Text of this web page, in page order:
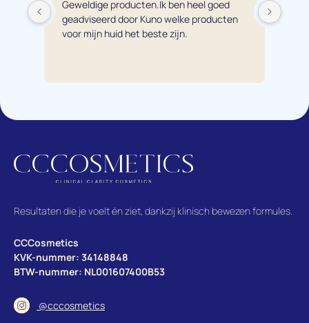
Geweldige producten.Ik ben heel goed
geadviseerd door Kuno welke producten
voor mijn huid het beste zijn.
Resultaten die je voelt én ziet, dankzij klinisch bewezen formules.
CCCosmetics
KVK-nummer: 34148848
BTW-nummer: NL001607400B53
@cccosmetics